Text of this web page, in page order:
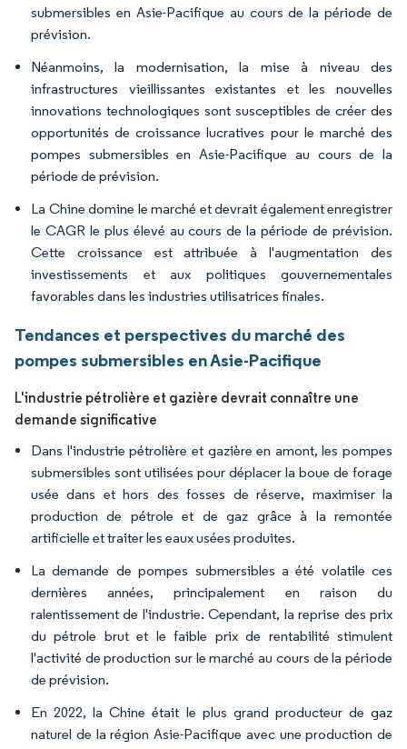
submersibles en Asie-Pacifique au cours de la période de
prévision.
Néanmoins, la modernisation, la mise à niveau des
infrastructures vieillissantes existantes et les nouvelles
innovations technologiques sont susceptibles de créer des
opportunités de croissance lucratives pour le marché des
pompes submersibles en Asie-Pacifique au cours de la
période de prévision.
La Chine domine le marché et devrait également enregistrer
le CAGR le plus élevé au cours de la période de prévision.
Cette croissance est attribuée à l'augmentation des
investissements et aux politiques gouvernementales
favorables dans les industries utilisatrices finales.
Tendances et perspectives du marché des
pompes submersibles en Asie-Pacifique
L'industrie pétrolière et gazière devrait connaître une
demande significative
Dans l'industrie pétrolière et gazière en amont, les pompes
submersibles sont utilisées pour déplacer la boue de forage
usée dans et hors des fosses de réserve, maximiser la
production de pétrole et de gaz grâce à la remontée
artificielle et traiter les eaux usées produites.
La demande de pompes submersibles a été volatile ces
dernières années, principalement en raison du
ralentissement de l'industrie. Cependant, la reprise des prix
du pétrole brut et le faible prix de rentabilité stimulent
l'activité de production sur le marché au cours de la période
de prévision.
En 2022, la Chine était le plus grand producteur de gaz
naturel de la région Asie-Pacifique avec une production de